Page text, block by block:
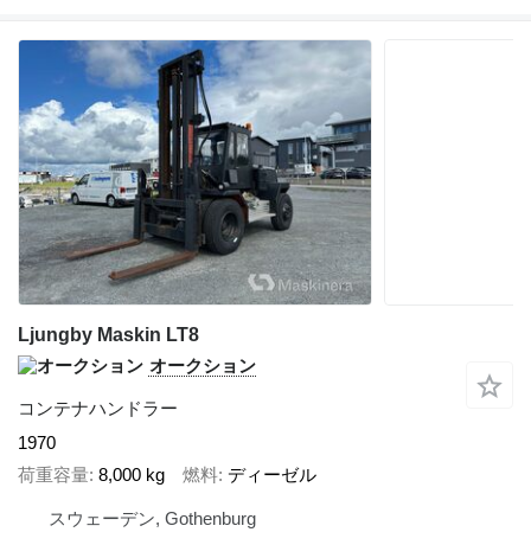
Ljungby Maskin LT8
オークション
コンテナハンドラー
1970
荷重容量 8,000 kg 燃料 ディーゼル
スウェーデン, Gothenburg